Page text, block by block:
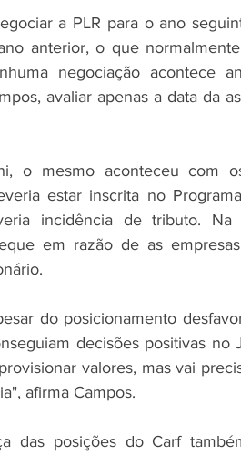
a PLR para o ano
anterior, o que
negociação acontece
avaliar apenas a data da
o mesmo aconteceu com
estar inscrita no
incidência de tributo. Na
em razão de as
do posicionamento
decisões positivas no
valores, mas vai
afirma Campos.
das posições do Carf